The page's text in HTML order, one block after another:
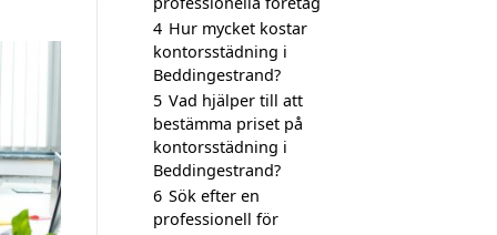
4 Hur mycket kostar
kontorsstädning i
Beddingestrand?
5 Vad hjälper till att
bestämma priset på
kontorsstädning i
Beddingestrand?
6 Sök efter en
professionell för